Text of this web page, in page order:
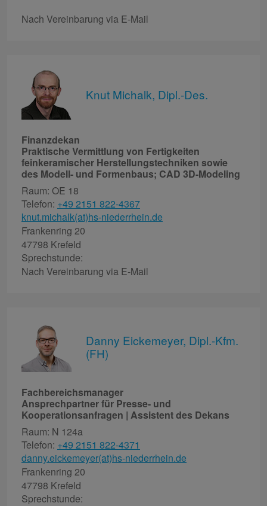
Nach Vereinbarung via E-Mail
Knut Michalk, Dipl.-Des.
Finanzdekan
Praktische Vermittlung von Fertigkeiten
feinkeramischer Herstellungstechniken sowie
des Modell- und Formenbaus; CAD 3D-Modeling
Raum: OE 18
Telefon: +49 2151 822-4367
knut.michalk(at)hs-niederrhein.de
Frankenring 20
47798 Krefeld
Sprechstunde:
Nach Vereinbarung via E-Mail
Danny Eickemeyer, Dipl.-Kfm.
(FH)
Fachbereichsmanager
Ansprechpartner für Presse- und
Kooperationsanfragen | Assistent des Dekans
Raum: N 124a
Telefon: +49 2151 822-4371
danny.eickemeyer(at)hs-niederrhein.de
Frankenring 20
47798 Krefeld
Sprechstunde: